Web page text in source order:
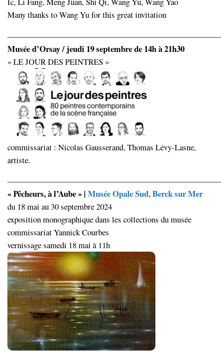
Many thanks to Wang Yu for this great invitation
Musée d’Orsay / jeudi 19 septembre de 14h à 21h30
« LE JOUR DES PEINTRES »
commissariat : Nicolas Gausserand, Thomas Lévy-Lasne,
artiste.
« Pêcheurs, à l’Aube » | Musée Opale Sud, Berck sur Mer
du 18 mai au 30 septembre 2024
exposition monographique dans les collections du musée
commissariat Yannick Courbes
vernissage samedi 18 mai à 11h